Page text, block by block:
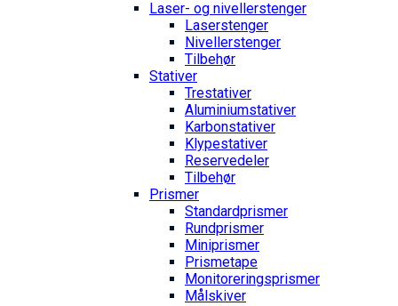
Laser- og nivellerstenger
Laserstenger
Nivellerstenger
Tilbehør
Stativer
Trestativer
Aluminiumstativer
Karbonstativer
Klypestativer
Reservedeler
Tilbehør
Prismer
Standardprismer
Rundprismer
Miniprismer
Prismetape
Monitoreringsprismer
Målskiver